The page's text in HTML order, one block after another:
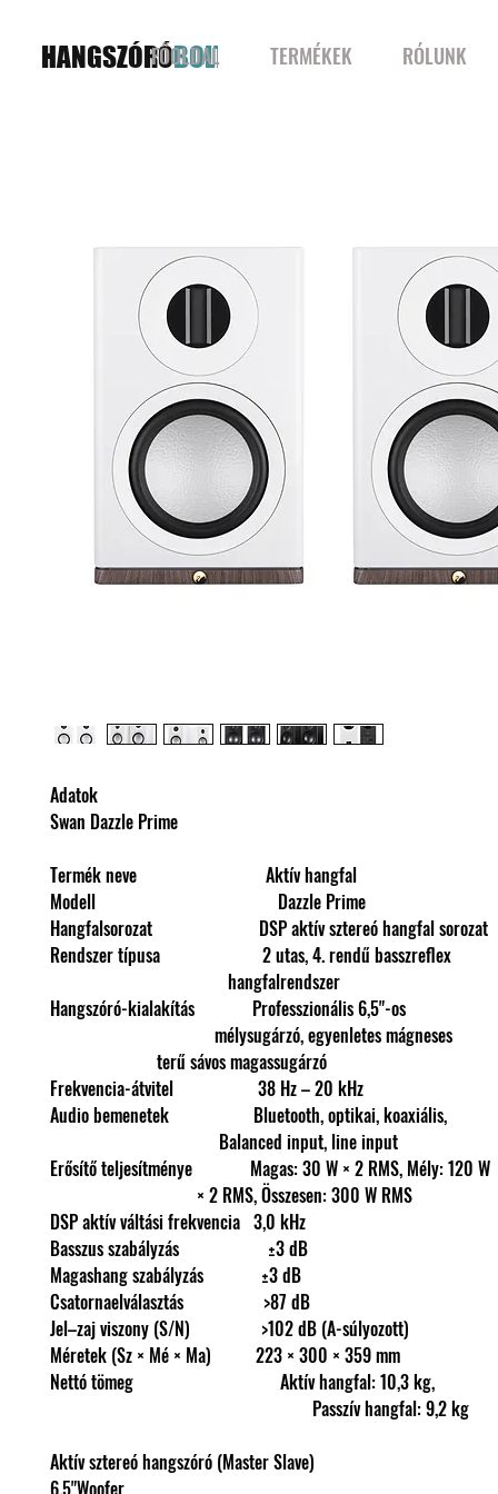
HANGSZÓRÓBOLT
FŐOLDAL TERMÉKEK RÓLUNK
Adatok
Swan Dazzle Prime
Termék neve Aktív hangfal
Modell Dazzle Prime
Hangfalsorozat DSP aktív sztereó hangfal sorozat
Rendszer típusa 2 utas, 4. rendű
hangfalrendszer
Hangszóró-kialakítás
mélysugárzó, egyenletes
terű sávos magassugárzó
Frekvencia-átvitel 38 Hz – 20 kHz
Audio bemenetek Bluetooth, optikai,
Balanced input, line input
Erősítő teljesítménye Magas: 30 W × 2 RMS,
× 2 RMS, Összesen: 300 W RMS
DSP aktív váltási frekvencia 3,0 kHz
Basszus szabályzás ±3 dB
Magashang szabályzás ±3 dB
Csatornaelválasztás >87 dB
Jel–zaj viszony (S/N) >102 dB (A-súlyozott)
Méretek (Sz × Mé × Ma) 223 × 300 × 359 mm
Nettó tömeg Aktív hangfal: 10,3 kg,
Passzív hangfal: 9,2 kg
Aktív sztereó hangszóró (Master Slave)
6.5"Woofer